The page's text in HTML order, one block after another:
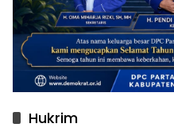
Hukrim